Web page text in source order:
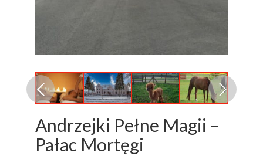
Andrzejki Pełne Magii –
Pałac Mortęgi